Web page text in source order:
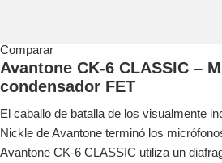
Comparar
Avantone CK-6 CLASSIC –
condensador FET
El caballo de batalla de los visualmente
Nickle de Avantone terminó los
Avantone CK-6 CLASSIC utiliza un